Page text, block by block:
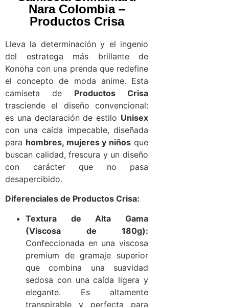
Nara Colombia –
Productos Crisa
Lleva la determinación y el ingenio
del estratega más brillante de
Konoha con una prenda que redefine
el concepto de moda anime. Esta
camiseta de Productos Crisa
trasciende el diseño convencional:
es una declaración de estilo Unisex
con una caída impecable, diseñada
para hombres, mujeres y niños que
buscan calidad, frescura y un diseño
con carácter que no pasa
desapercibido.
Diferenciales de Productos Crisa:
Textura de Alta Gama
(Viscosa de 180g):
Confeccionada en una viscosa
premium de gramaje superior
que combina una suavidad
sedosa con una caída ligera y
elegante. Es altamente
transpirable y perfecta para